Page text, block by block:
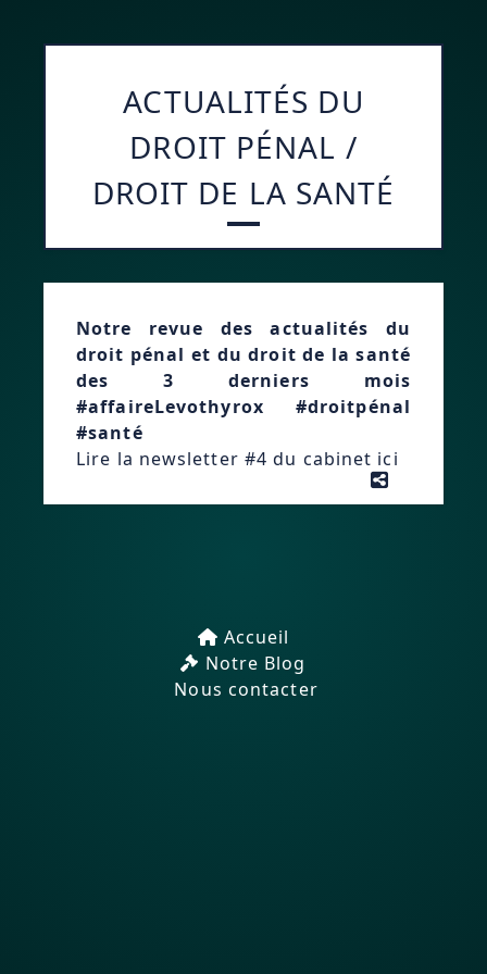
ACTUALITÉS DU
DROIT PÉNAL /
DROIT DE LA SANTÉ
Notre revue des actualités du
droit pénal et du droit de la santé
des 3 derniers mois
#affaireLevothyrox #droitpénal
#santé
Lire la newsletter #4 du cabinet ici
Accueil
Notre Blog
Nous contacter